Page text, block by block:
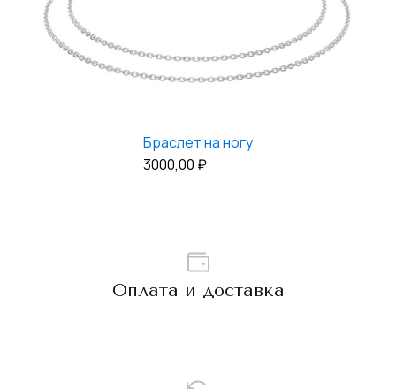
Браслет на ногу
3000,00 ₽
Оплата и доставка